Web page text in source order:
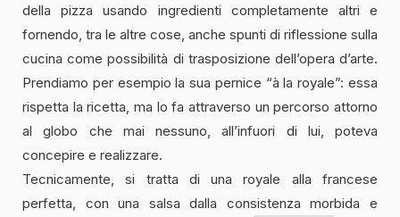
della pizza usando ingredienti completamente altri e
fornendo, tra le altre cose, anche spunti di riflessione sulla
cucina come possibilità di trasposizione dell’opera d’arte.
Prendiamo per esempio la sua pernice “à la royale”: essa
rispetta la ricetta, ma lo fa attraverso un percorso attorno
al globo che mai nessuno, all’infuori di lui, poteva
concepire e realizzare.
Tecnicamente, si tratta di una royale alla francese
perfetta, con una salsa dalla consistenza morbida e